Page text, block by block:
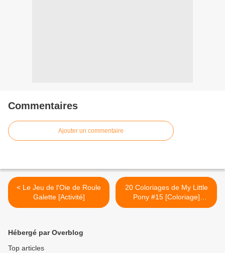
Commentaires
Ajouter un commentaire
< Le Jeu de l'Oie de Roule
Galette [Activité]
20 Coloriages de My Little
Pony #15 [Coloriage]
[Activité][MLP][Maternelle]
Hébergé par Overblog
Top articles